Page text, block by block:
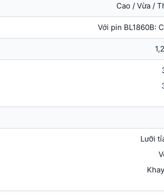
Cao / Vừa /
Với pin BL1860B:
Lưỡi